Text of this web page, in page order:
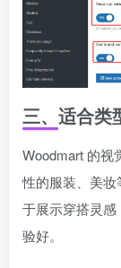
三、适合类
Woodmart 的视
性的服装、美
于展示穿搭灵
验好。